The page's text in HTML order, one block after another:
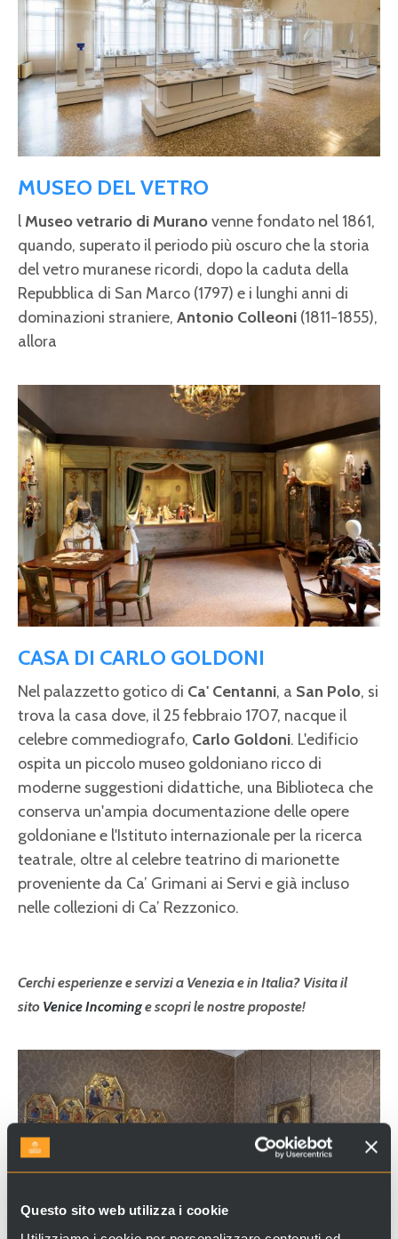
Questo sito web utilizza i cookie
MUSEO DEL VETRO
l Museo vetrario di Muranovenne fondato nel 1861,
quando, superato il periodo più oscuro che la storia
del vetro muranese ricordi, dopo la caduta della
Repubblica di San Marco (1797) e i lunghi anni di
dominazioni straniere, Antonio Colleoni (1811-1855),
allora
CASA DI CARLO GOLDONI
Nel palazzetto gotico di Ca' Centanni, a San Polo, si
trova la casa dove, il 25 febbraio 1707, nacque il
celebre commediografo, Carlo Goldoni. L'edificio
ospita un piccolo museo goldoniano ricco di
moderne suggestioni didattiche, una Biblioteca che
conserva un'ampia documentazione delle opere
goldoniane e l'Istituto internazionale per la ricerca
teatrale, oltre al celebre teatrino di marionette
proveniente da Ca’ Grimani ai Servi e già incluso
nelle collezioni di Ca’ Rezzonico.
Cerchi esperienze e servizi a Venezia e in Italia? Visita il
sito Venice Incominge scopri le nostre proposte!